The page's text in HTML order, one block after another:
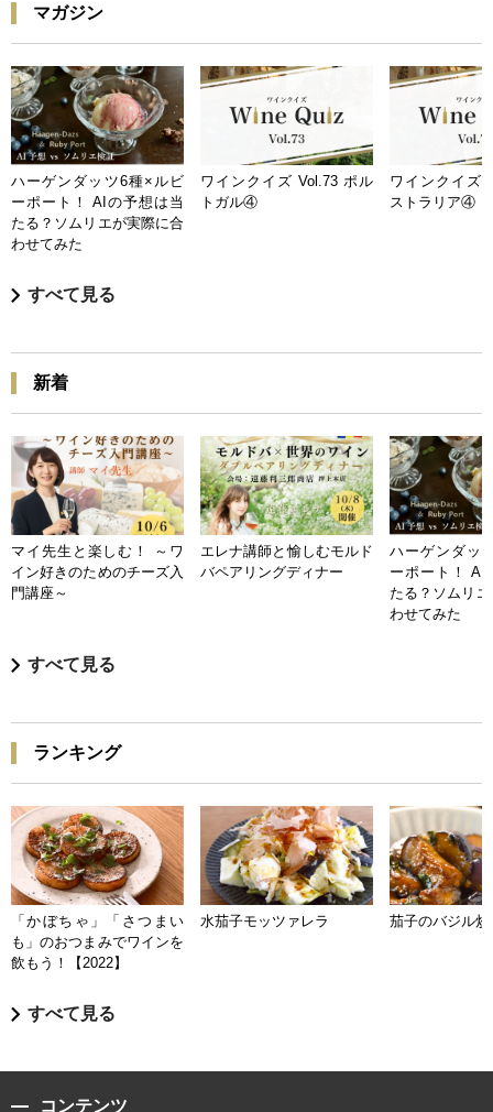
マガジン
ハーゲンダッツ6種×ルビ
ーポート！ AIの予想は当
たる？ソムリエが実際に合
わせてみた
ワインクイズ Vol.73 ポル
トガル④
ワインクイズ
ストラリア④
すべて見る
新着
マイ先生と楽しむ！ ～ワ
イン好きのためのチーズ入
門講座～
エレナ講師と愉しむモルド
バペアリングディナー
ハーゲンダッ
ーポート！ AI
たる？ソムリ
わせてみた
すべて見る
ランキング
「かぼちゃ」「さつまい
も」のおつまみでワインを
飲もう！【2022】
水茄子モッツァレラ 茄子のバジル炒
すべて見る
コンテンツ